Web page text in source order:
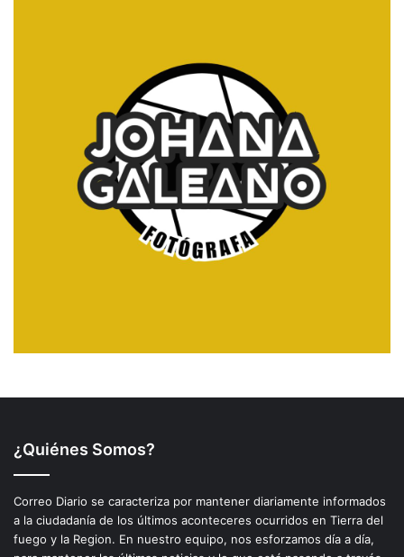
¿Quiénes Somos?
Correo Diario se caracteriza por mantener diariamente informados
a la ciudadanía de los últimos aconteceres ocurridos en Tierra del
fuego y la Region. En nuestro equipo, nos esforzamos día a día,